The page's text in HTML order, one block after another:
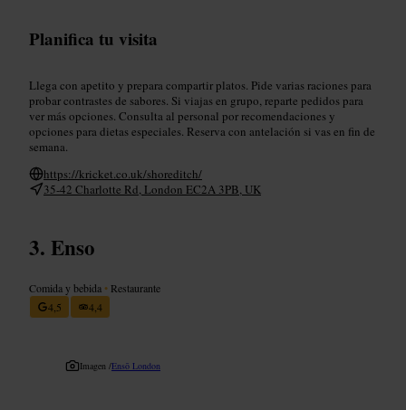
Planifica tu visita
Llega con apetito y prepara compartir platos. Pide varias raciones para
probar contrastes de sabores. Si viajas en grupo, reparte pedidos para
ver más opciones. Consulta al personal por recomendaciones y
opciones para dietas especiales. Reserva con antelación si vas en fin de
semana.
https://kricket.co.uk/shoreditch/
35-42 Charlotte Rd, London EC2A 3PB, UK
Enso
Comida y bebida • Restaurante
4,5
4,4
Imagen /Ensō London